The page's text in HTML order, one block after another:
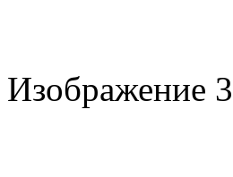
Изображение